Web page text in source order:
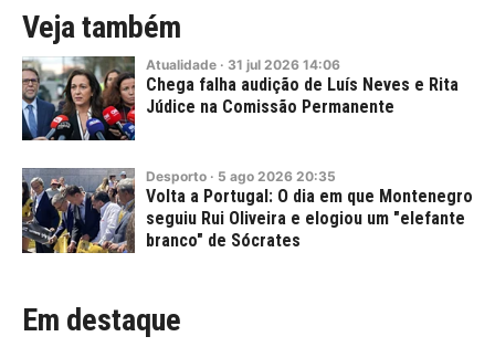
Veja também
Atualidade · 31 jul 2026 14:06
Chega falha audição de Luís Neves e Rita
Júdice na Comissão Permanente
Desporto · 5 ago 2026 20:35
Volta a Portugal: O dia em que Montenegro
seguiu Rui Oliveira e elogiou um "elefante
branco" de Sócrates
Em destaque